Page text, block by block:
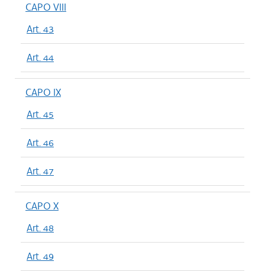
CAPO VIII
Art. 43
Art. 44
CAPO IX
Art. 45
Art. 46
Art. 47
CAPO X
Art. 48
Art. 49